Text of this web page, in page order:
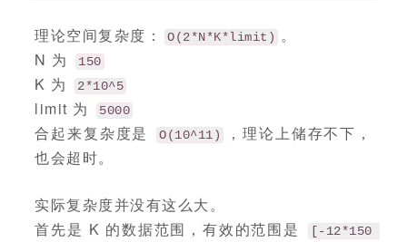
理论空间复杂度： O(2*N*K*limit) 。
N 为
150
K 为 2*10^5
limit 为 5000
合起来复杂度是 O(10^11)
，理论上储存不下，
也会超时。
实际复杂度并没有这么大。
首先是 K 的数据范围，有效的范围是
[-12*150